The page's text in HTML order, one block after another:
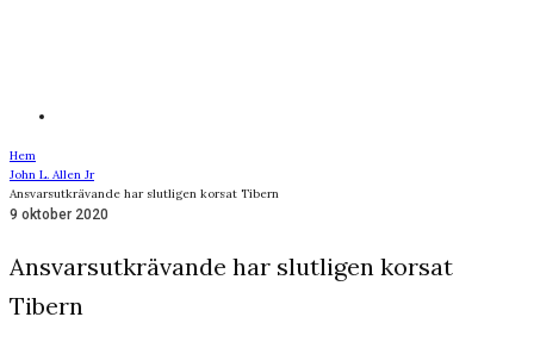
Hem
John L. Allen Jr
Ansvarsutkrävande har slutligen korsat Tibern
9 oktober 2020
Ansvarsutkrävande har slutligen korsat
Tibern